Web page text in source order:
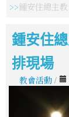
鍾安住總主
鍾安住
排現場
教會活動 /